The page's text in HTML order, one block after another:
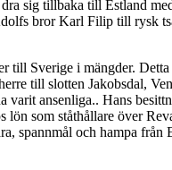
sig tillbaka till Estland
bror Karl Filip till rysk
till Sverige i mängder.
till slotten Jakobsdal,
ansenliga.. Hans
som ståthållare över
spannmål och hampa